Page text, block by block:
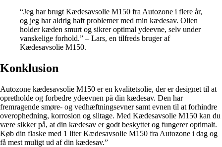
“Jeg har brugt Kædesavsolie M150 fra Autozone i flere år,
og jeg har aldrig haft problemer med min kædesav. Olien
holder kæden smurt og sikrer optimal ydeevne, selv under
vanskelige forhold.” – Lars, en tilfreds bruger af
Kædesavsolie M150.
Konklusion
Autozone kædesavsolie M150 er en kvalitetsolie, der er designet til at
opretholde og forbedre ydeevnen på din kædesav. Den har
fremragende smøre- og vedhæftningsevner samt evnen til at forhindre
overophedning, korrosion og slitage. Med Kædesavsolie M150 kan du
være sikker på, at din kædesav er godt beskyttet og fungerer optimalt.
Køb din flaske med 1 liter Kædesavsolie M150 fra Autozone i dag og
få mest muligt ud af din kædesav.”